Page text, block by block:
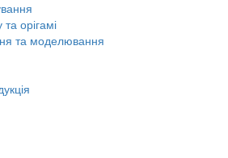
орігамі
та моделювання